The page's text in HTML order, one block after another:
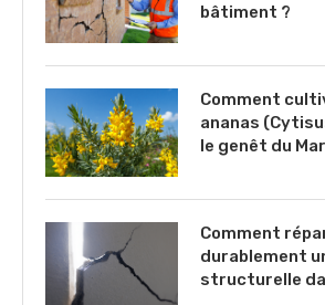
bâtiment ?
Comment
ananas
le genêt du
Comment
durablement
structurelle